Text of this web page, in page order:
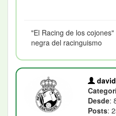
"El Racing de los
negra del racinguismo
Desde:
Posts: